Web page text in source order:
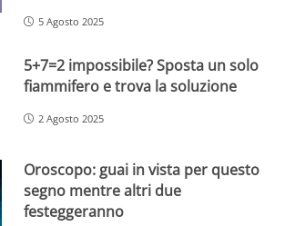
5 Agosto 2025
5+7=2 impossibile? Sposta un solo
fiammifero e trova la soluzione
2 Agosto 2025
Oroscopo: guai in vista per questo
segno mentre altri due
festeggeranno